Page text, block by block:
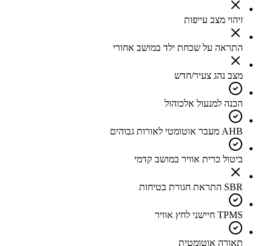
זיהוי מצב עייפות
התראה על שכחת ילד במושב אחורי
מצב נהג צעיר/חדש
הכנה למנעול אלכוהול
AHB מעבר אוטומטי לאורות גבוהים
ביטול כרית אוויר במושב קדמי
SBR התראת חגורת בטיחות
TPMS חיישני לחץ אוויר
תאורה אוטומטית